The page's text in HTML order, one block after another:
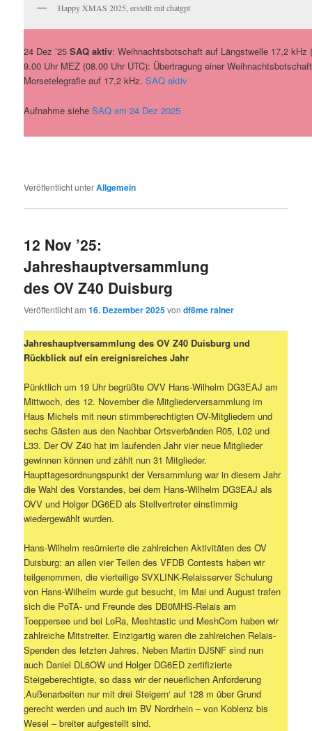
Happy XMAS 2025, erstellt mit chatgpt
24 Dez ’25SAQ aktiv: Weihnachtsbotschaft auf Längstwelle 17,2 kHz
9.00 Uhr MEZ (08.00 Uhr UTC): Übertragung einer
Morsetelegrafie auf 17,2 kHz.SAQ aktiv
Aufnahme sieheSAQ am 24 Dez 2025
Veröffentlicht unterAllgemein
12 Nov ’25:
Jahreshauptversammlung
des OV Z40 Duisburg
Veröffentlicht am16. Dezember 2025vondf8me rainer
Jahreshauptversammlung des OV Z40 Duisburg und
Rückblick auf ein ereignisreiches Jahr
Pünktlich um 19 Uhr begrüßte OVV Hans-Wilhelm DG3EAJ am
Mittwoch, des 12. November die Mitgliederversammlung im
Haus Michels mit neun stimmberechtigten OV-Mitgliedern und
sechs Gästen aus den Nachbar Ortsverbänden R05, L02 und
L33. Der OV Z40 hat im laufenden Jahr vier neue Mitglieder
gewinnen können und zählt nun 31 Mitglieder.
Haupttagesordnungspunkt der Versammlung war in diesem Jahr
die Wahl des Vorstandes, bei dem Hans-Wilhelm DG3EAJ als
OVV und Holger DG6ED als Stellvertreter einstimmig
wiedergewählt wurden.
Hans-Wilhelm resümierte die zahlreichen Aktivitäten des OV
Duisburg: an allen vier Teilen des VFDB Contests haben wir
teilgenommen, die vierteilige SVXLINK-Relaisserver Schulung
von Hans-Wilhelm wurde gut besucht, im Mai und August trafen
sich die PoTA- und Freunde des DB0MHS-Relais am
Toeppersee und bei LoRa, Meshtastic und MeshCom haben wir
zahlreiche Mitstreiter. Einzigartig waren die zahlreichen Relais-
Spenden des letzten Jahres. Neben Martin DJ5NF sind nun
auch Daniel DL6OW und Holger DG6ED zertifizierte
Steigeberechtigte, so dass wir der neuerlichen Anforderung
‚Außenarbeiten nur mit drei Steigern‘ auf 128 m über Grund
gerecht werden und auch im BV Nordrhein – von Koblenz bis
Wesel – breiter aufgestellt sind.